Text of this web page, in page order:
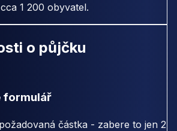
1 200 obyvatel.
o půjčku
formulář
částka - zabere to jen 2